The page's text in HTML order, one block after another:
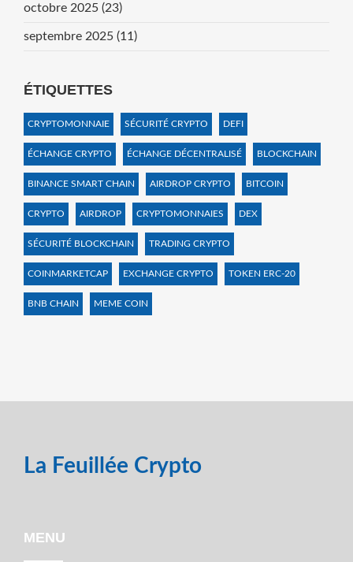
octobre 2025 (23)
septembre 2025 (11)
ÉTIQUETTES
CRYPTOMONNAIE SÉCURITÉ CRYPTO DEFI
ÉCHANGE CRYPTO ÉCHANGE DÉCENTRALISÉ BLOCKCHAIN
BINANCE SMART CHAIN AIRDROP CRYPTO BITCOIN
CRYPTO AIRDROP CRYPTOMONNAIES DEX
SÉCURITÉ BLOCKCHAIN TRADING CRYPTO
COINMARKETCAP EXCHANGE CRYPTO TOKEN ERC-20
BNB CHAIN MEME COIN
La Feuillée Crypto
MENU